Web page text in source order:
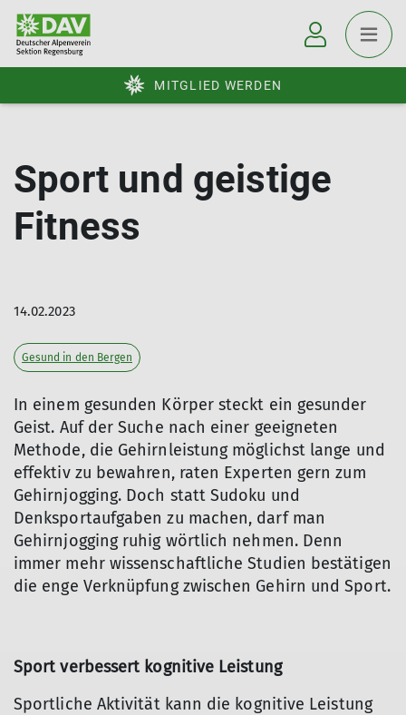
MITGLIED WERDEN
Sport und geistige
Fitness
14.02.2023
Gesund in den Bergen
In einem gesunden Körper steckt ein gesunder
Geist. Auf der Suche nach einer geeigneten
Methode, die Gehirnleistung möglichst lange und
effektiv zu bewahren, raten Experten gern zum
Gehirnjogging. Doch statt Sudoku und
Denksportaufgaben zu machen, darf man
Gehirnjogging ruhig wörtlich nehmen. Denn
immer mehr wissenschaftliche Studien bestätigen
die enge Verknüpfung zwischen Gehirn und Sport.
Sport verbessert kognitive Leistung
Sportliche Aktivität kann die kognitive Leistung